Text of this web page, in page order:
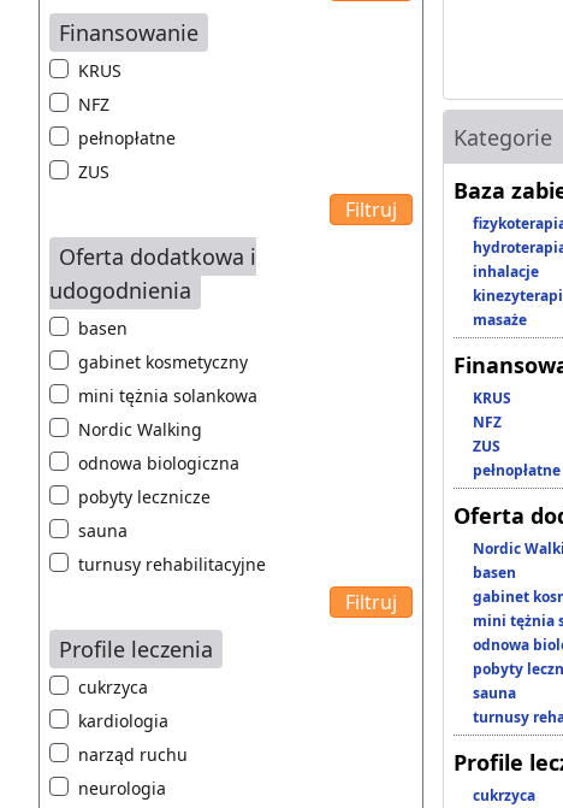
Finansowanie
KRUS
NFZ
pełnopłatne
ZUS
Oferta dodatkowa i
udogodnienia
basen
gabinet kosmetyczny
mini tężnia solankowa
Nordic Walking
odnowa biologiczna
pobyty lecznicze
sauna
turnusy rehabilitacyjne
Profile leczenia
cukrzyca
kardiologia
narząd ruchu
neurologia
Kategorie
Baza
inhalacje
masaże
KRUS
NFZ
ZUS
pełnopłatne
Oferta
Nordic
basen
gabinet
mini tężnia
odnowa
pobyty
sauna
turnusy
Profile
cukrzyca